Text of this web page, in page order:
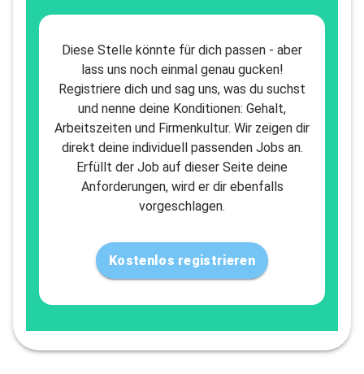
Diese Stelle könnte für dich passen - aber
lass uns noch einmal genau gucken!
Registriere dich und sag uns, was du suchst
und nenne deine Konditionen: Gehalt,
Arbeitszeiten und Firmenkultur. Wir zeigen dir
direkt deine individuell passenden Jobs an.
Erfüllt der Job auf dieser Seite deine
Anforderungen, wird er dir ebenfalls
vorgeschlagen.
Kostenlos registrieren